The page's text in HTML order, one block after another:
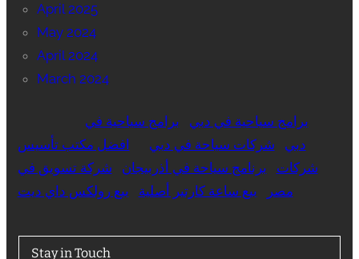
April 2025
May 2024
April 2024
March 2024
برامج سياحية في دبي
برامج سياحية في
دبي
شركات سياحة في دبي
افضل مكتب تأسيس
شركات
برنامج سياحة في أذربيجان
شركة تسويق في
مصر
بيع ساعة كارتير أصلية بيع رولكس داي ديت
Stay in Touch